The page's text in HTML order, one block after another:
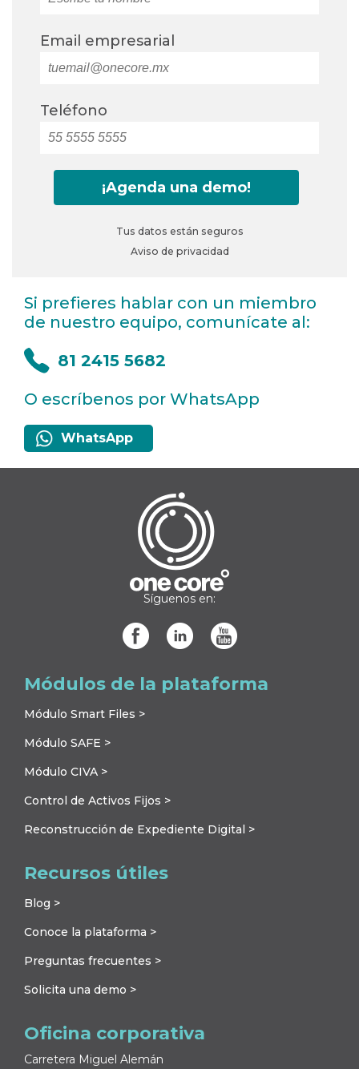
Email empresarial
Teléfono
Tus datos están seguros
Aviso de privacidad
Si prefieres hablar con un miembro
de nuestro equipo, comunícate al:
81 2415 5682
O escríbenos por WhatsApp
WhatsApp
Síguenos en:
Módulos de la plataforma
Módulo Smart Files >
Módulo SAFE >
Módulo CIVA >
Control de Activos Fijos >
Reconstrucción de Expediente Digital >
Recursos útiles
Blog >
Conoce la plataforma >
Preguntas frecuentes >
Solicita una demo >
Oficina corporativa
Carretera Miguel Alemán